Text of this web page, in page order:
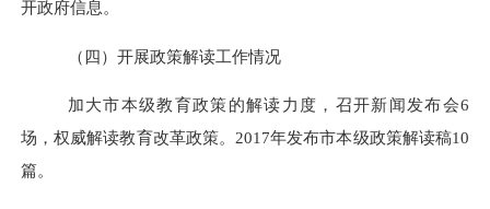
开政府信息。
（四） 开展政策解读工作情况
加大市本级教育政策的解读力度，召开新闻发布会6
场，权威解读教育改革政策。 2017年发布市本级政策解读稿10
篇。